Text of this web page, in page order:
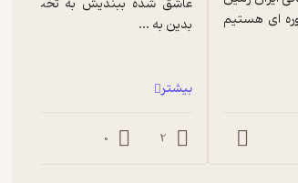
بدین به ...
بیشتر
2
0